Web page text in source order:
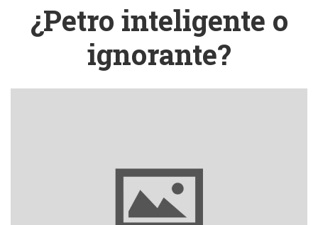
¿Petro inteligente o
ignorante?